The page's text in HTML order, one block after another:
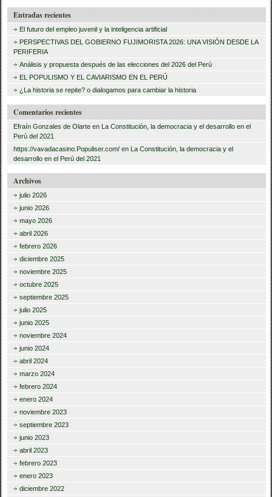
u
s
c
a
:
Entradas recientes
El futuro del empleo juvenil y la inteligencia artificial
PERSPECTIVAS DEL GOBIERNO FUJIMORISTA 2026: UNA VISIÓN DESDE LA
PERIFERIA
Análisis y propuesta después de las elecciones del 2026 del Perú
EL POPULISMO Y EL CAVIARISMO EN EL PERÚ
¿La historia se repite? o dialogamos para cambiar la historia
Comentarios recientes
Efraín Gonzales de Olarte en La Constitución, la democracia y el desarrollo en el
Perú del 2021
https://vavadacasino.Populiser.com/ en La Constitución, la democracia y el
desarrollo en el Perú del 2021
Archivos
julio 2026
junio 2026
mayo 2026
abril 2026
febrero 2026
diciembre 2025
noviembre 2025
octubre 2025
septiembre 2025
julio 2025
junio 2025
noviembre 2024
junio 2024
abril 2024
marzo 2024
febrero 2024
enero 2024
noviembre 2023
septiembre 2023
junio 2023
abril 2023
febrero 2023
enero 2023
diciembre 2022